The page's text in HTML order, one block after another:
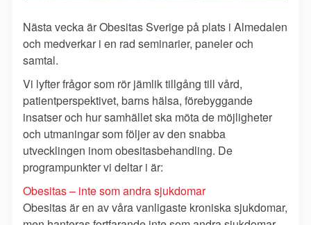
Nästa vecka är Obesitas Sverige på plats i Almedalen
och medverkar i en rad seminarier, paneler och
samtal.
Vi lyfter frågor som rör jämlik tillgång till vård,
patientperspektivet, barns hälsa, förebyggande
insatser och hur samhället ska möta de möjligheter
och utmaningar som följer av den snabba
utvecklingen inom obesitasbehandling. De
programpunkter vi deltar i är:
Obesitas – inte som andra sjukdomar
Obesitas är en av våra vanligaste kroniska sjukdomar,